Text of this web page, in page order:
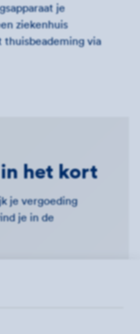
je
ziekenhuis
thuisbeademing via
het kort
je vergoeding
je in de